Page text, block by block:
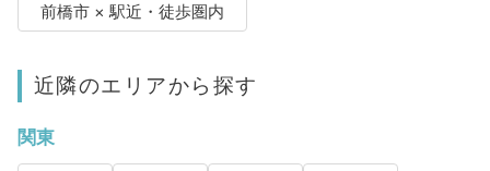
前橋市 × 駅近・徒歩圏内
近隣のエリアから探す
関東